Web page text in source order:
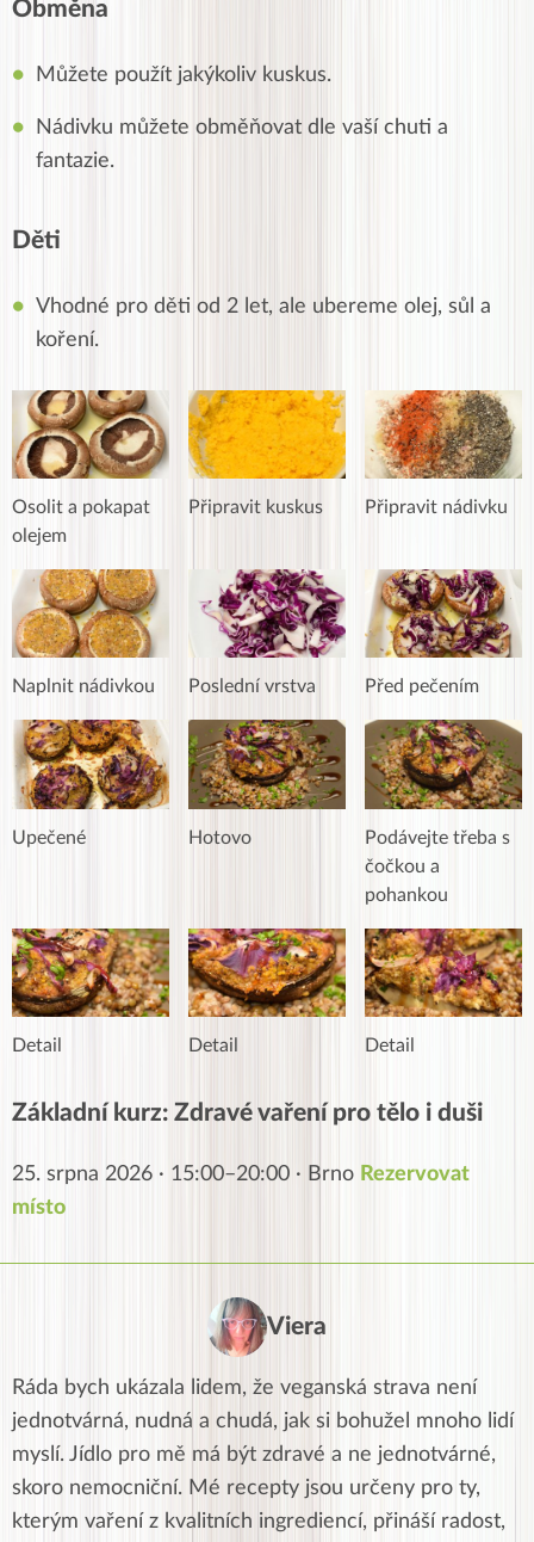
Obměna
Můžete použít jakýkoliv kuskus.
Nádivku můžete obměňovat dle vaší chuti a
fantazie.
Děti
Vhodné pro děti od 2 let, ale ubereme olej, sůl a
koření.
Osolit a pokapat
olejem
Připravit kuskus Připravit nádivku
Naplnit nádivkou Poslední vrstva Před pečením
Upečené Hotovo
Podávejte třeba s
čočkou a
pohankou
Detail Detail Detail
Základní kurz: Zdravé vaření pro tělo i duši
25. srpna 2026 · 15:00–20:00 · Brno Rezervovat
místo
Viera
Ráda bych ukázala lidem, že veganská strava není
jednotvárná, nudná a chudá, jak si bohužel mnoho lidí
myslí. Jídlo pro mě má být zdravé a ne jednotvárné,
skoro nemocniční. Mé recepty jsou určeny pro ty,
kterým vaření z kvalitních ingrediencí, přináší radost,